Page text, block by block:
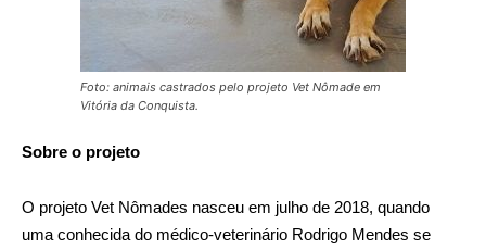
Foto: animais castrados pelo projeto Vet Nômade em
Vitória da Conquista.
Sobre o projeto
O projeto Vet Nômades nasceu em julho de 2018, quando
uma conhecida do médico-veterinário Rodrigo Mendes se